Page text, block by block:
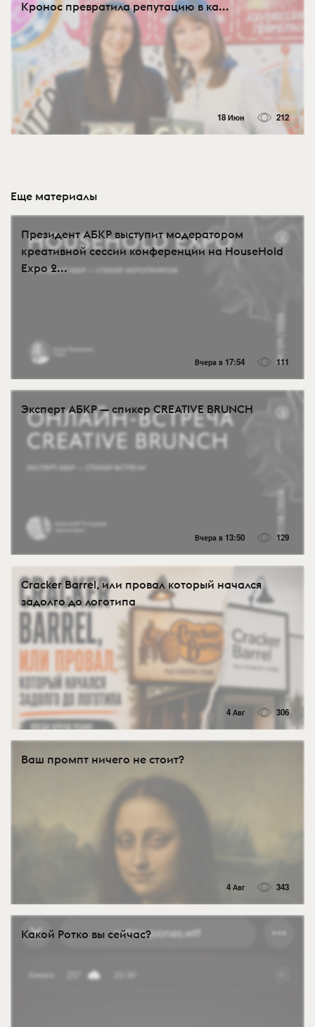
Кронос превратила репутацию в ка...
18 Июн 212
Еще материалы
Президент АБКР выступит модератором
креативной сессии конференции на HouseHold
Expo 2...
Вчера в 17:54 111
Эксперт АБКР — спикер CREATIVE BRUNCH
Вчера в 13:50 129
Cracker Barrel, или провал который начался
задолго до логотипа
4 Авг 306
Ваш промпт ничего не стоит?
4 Авг 343
Какой Ротко вы сейчас?